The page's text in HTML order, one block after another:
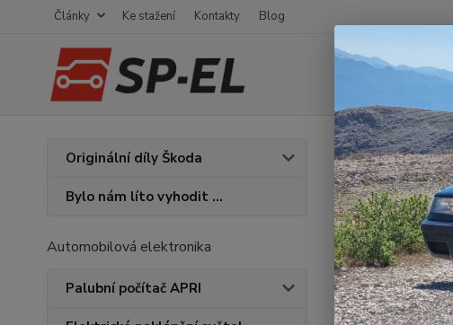
Články Ke stažení Kontakty Blog
Originální díly Škoda
Bylo nám líto vyhodit ...
Automobilová elektronika
Palubní počítač APRI
Úvod Kožené a
Škoda
Volanty
Cena: